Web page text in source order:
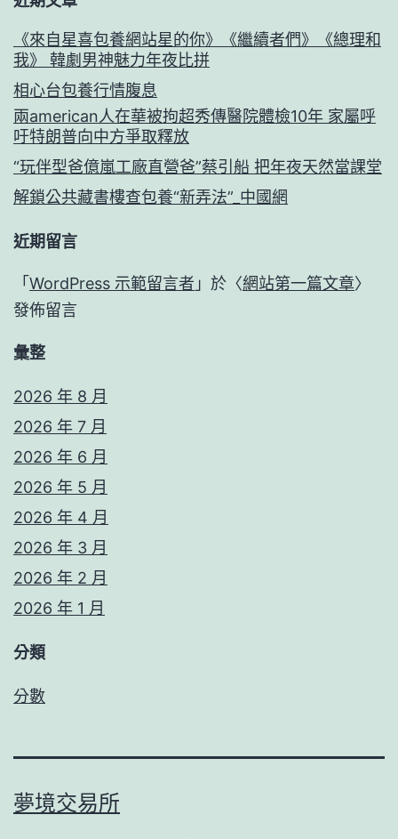
《來自星喜包養網站星的你》《繼續者們》《總理和
我》 韓劇男神魅力年夜比拼
相心台包養行情腹息
兩american人在華被拘超秀傳醫院體檢10年 家屬呼
吁特朗普向中方爭取釋放
“玩伴型爸億嵐工廠直營爸”蔡引船 把年夜天然當課堂
解鎖公共藏書樓查包養“新弄法”_中國網
近期留言
「 WordPress 示範留言者 」於〈網站第一篇文章〉
發佈留言
彙整
2026 年 8 月
2026 年 7 月
2026 年 6 月
2026 年 5 月
2026 年 4 月
2026 年 3 月
2026 年 2 月
2026 年 1 月
分類
分數
夢境交易所